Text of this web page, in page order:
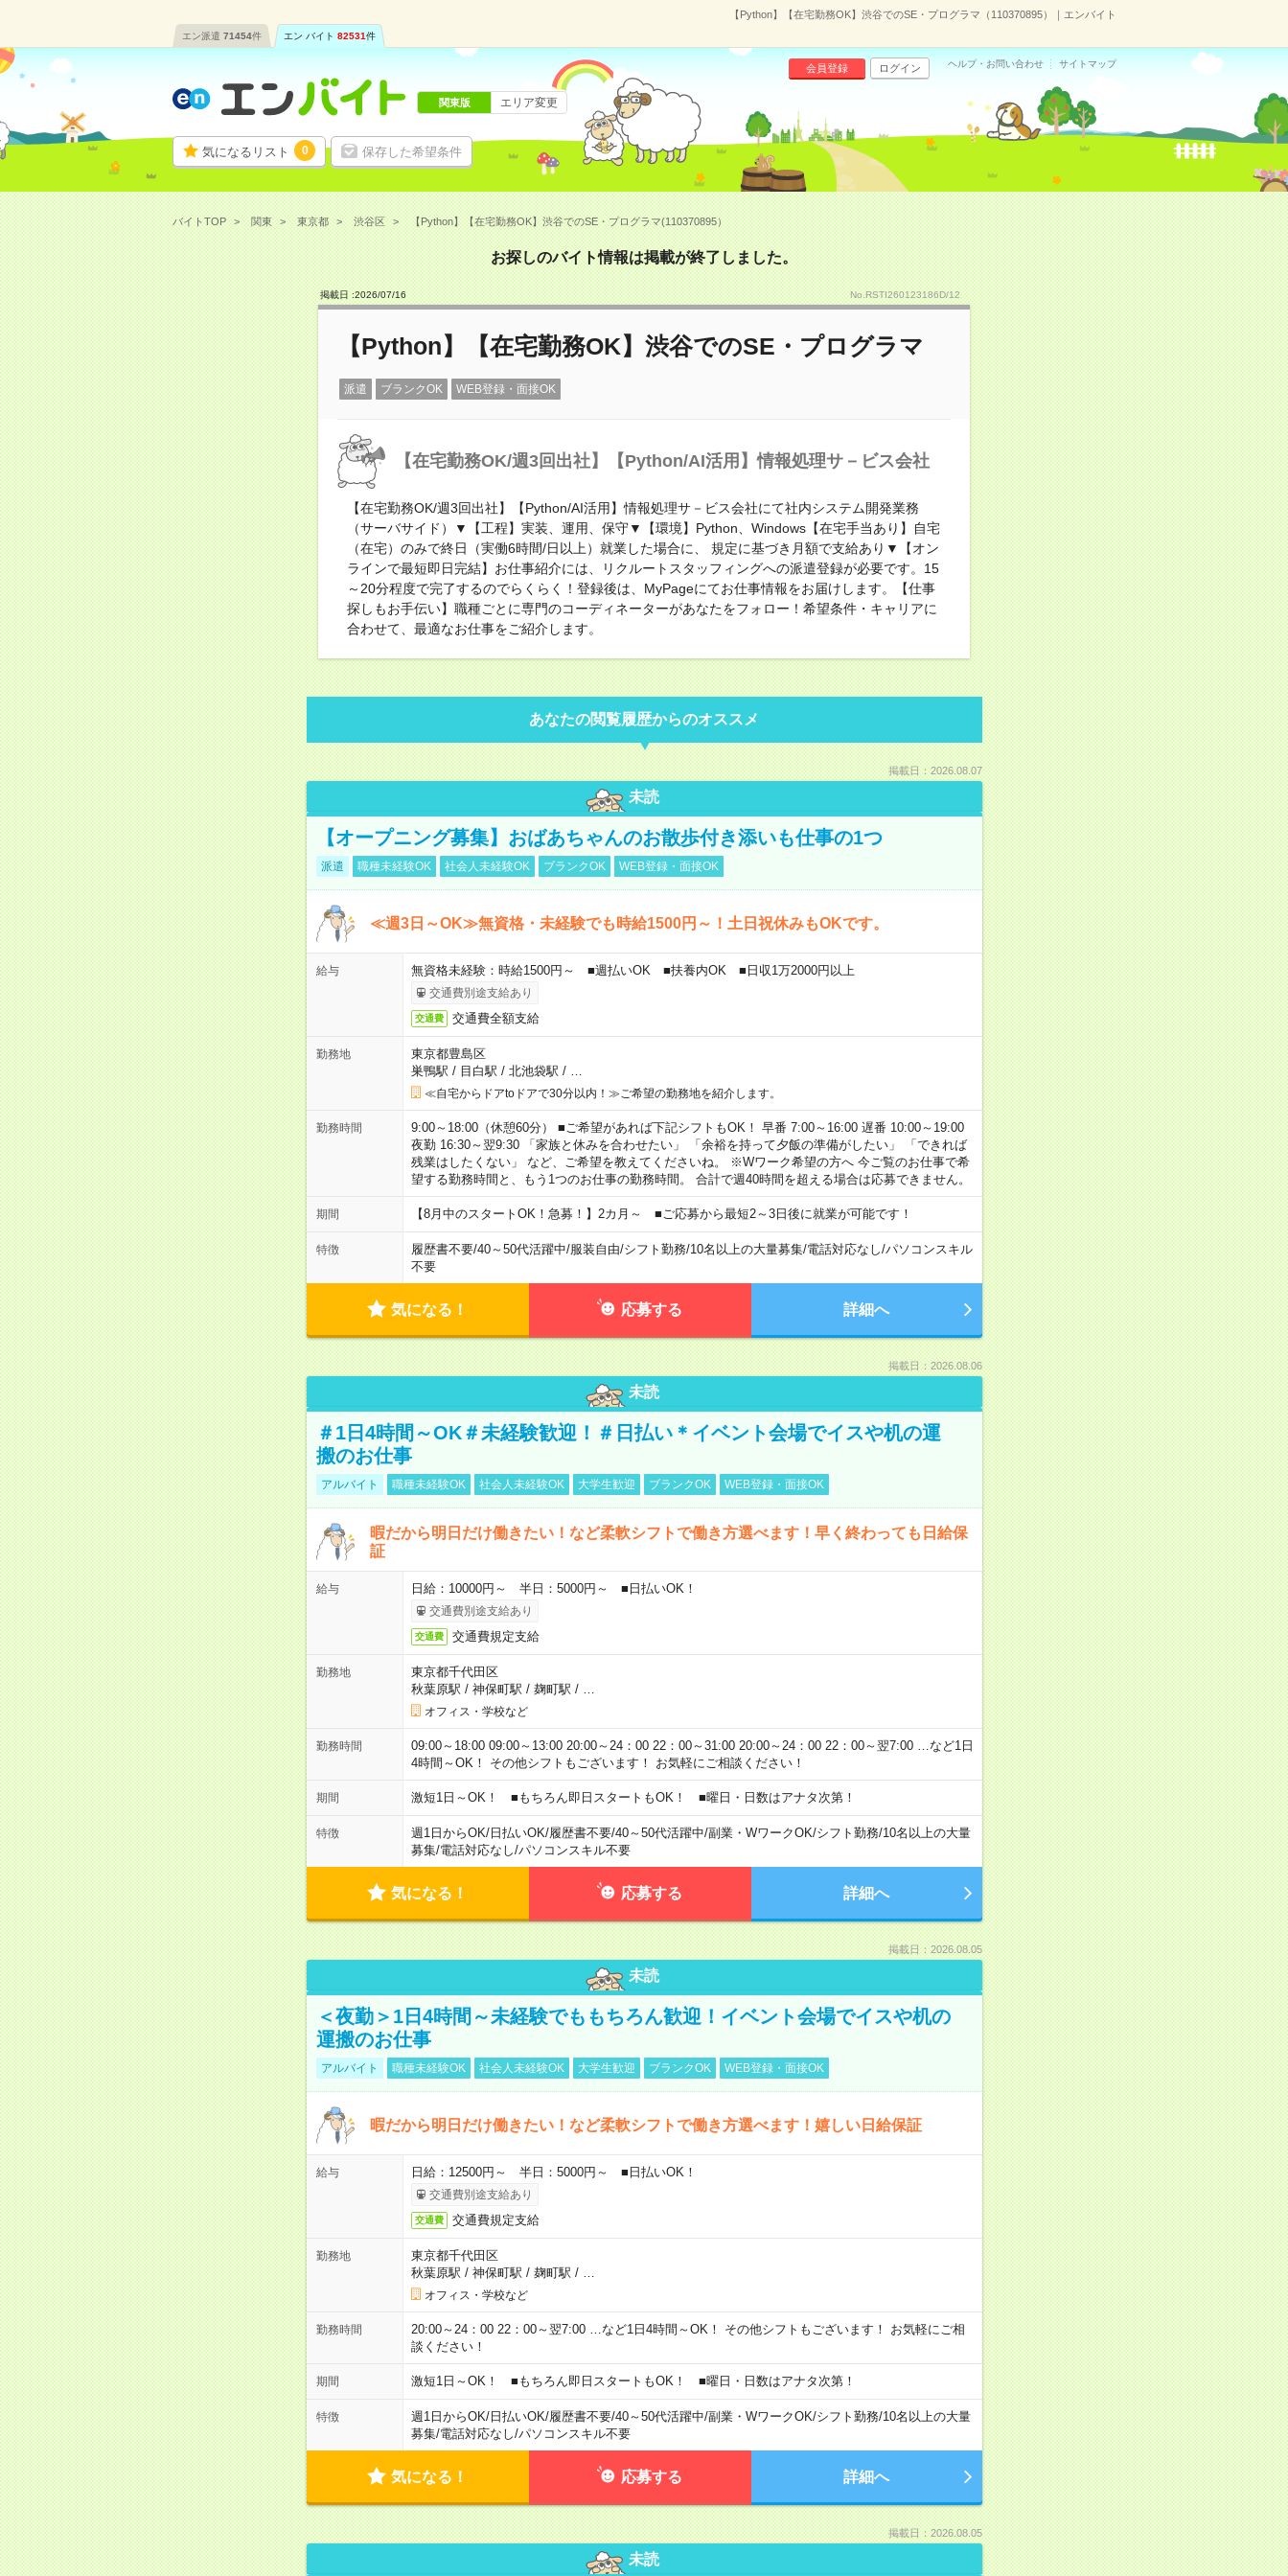
【Python】【在宅勤務OK】渋谷でのSE・プログラマ（110370895）｜エンバイト
エン派遣 71454件 エン バイト 82531件
気になるリスト 0 保存した希望条件
会員登録 ログイン ヘルプ・お問い合わせ サイトマップ
関東版 エリア変更
バイトTOP 関東 東京都 渋谷区 【Python】【在宅勤務OK】渋谷でのSE・プログラマ(110370895）
お探しのバイト情報は掲載が終了しました。
掲載日 :2026/07/16 No.RSTI260123186D/12
【Python】【在宅勤務OK】渋谷でのSE・プログラマ
派遣 ブランクOK WEB登録・面接OK
【在宅勤務OK/週3回出社】【Python/AI活用】情報処理サ－ビス会社
【在宅勤務OK/週3回出社】【Python/AI活用】情報処理サ－ビス会社にて社内システム開発業務
（サーバサイド）▼【工程】実装、運用、保守▼【環境】Python、Windows【在宅手当あり】自宅
（在宅）のみで終日（実働6時間/日以上）就業した場合に、 規定に基づき月額で支給あり▼【オン
ラインで最短即日完結】お仕事紹介には、リクルートスタッフィングへの派遣登録が必要です。15
～20分程度で完了するのでらくらく！登録後は、MyPageにてお仕事情報をお届けします。【仕事
探しもお手伝い】職種ごとに専門のコーディネーターがあなたをフォロー！希望条件・キャリアに
合わせて、最適なお仕事をご紹介します。
あなたの閲覧履歴からのオススメ
掲載日：2026.08.07
未読
【オープニング募集】おばあちゃんのお散歩付き添いも仕事の1つ
派遣 職種未経験OK 社会人未経験OK ブランクOK WEB登録・面接OK
≪週3日～OK≫無資格・未経験でも時給1500円～！土日祝休みもOKです。
給与 無資格未経験：時給1500円～ ■週払いOK ■扶養内OK ■日収1万2000円以上
交通費別途支給あり
交通費 交通費全額支給
勤務地
東京都豊島区
巣鴨駅 / 目白駅 / 北池袋駅 /
≪自宅からドアtoドアで30分以内！≫ご希望の勤務地を紹介します。
勤務時間
9:00～18:00（休憩60分） ■ご希望があれば下記シフトもOK！ 早番 7:00～16:00 遅番 10:00～19:00
夜勤 16:30～翌9:30 「家族と休みを合わせたい」 「余裕を持って夕飯の準備がしたい」 「できれば
残業はしたくない」 など、ご希望を教えてくださいね。 ※Wワーク希望の方へ 今ご覧のお仕事で希
望する勤務時間と、もう1つのお仕事の勤務時間。 合計で週40時間を超える場合は応募できません。
期間 【8月中のスタートOK！急募！】2カ月～ ■ご応募から最短2～3日後に就業が可能です！
特徴 履歴書不要/40～50代活躍中/服装自由/シフト勤務/10名以上の大量募集/電話対応なし/パソコンスキル
不要
気になる！ 応募する 詳細へ
掲載日：2026.08.06
未読
＃1日4時間～OK＃未経験歓迎！＃日払い＊イベント会場でイスや机の運
搬のお仕事
アルバイト 職種未経験OK 社会人未経験OK 大学生歓迎 ブランクOK WEB登録・面接OK
暇だから明日だけ働きたい！など柔軟シフトで働き方選べます！早く終わっても日給保
証
給与 日給：10000円～ 半日：5000円～ ■日払いOK！
交通費別途支給あり
交通費 交通費規定支給
勤務地
東京都千代田区
秋葉原駅 / 神保町駅 / 麹町駅 /
オフィス・学校など
勤務時間
09:00～18:00 09:00～13:00 20:00～24：00 22：00～31:00 20:00～24：00 22：00～翌7:00 …など1日
4時間～OK！ その他シフトもございます！ お気軽にご相談ください！
期間 激短1日～OK！ ■もちろん即日スタートもOK！ ■曜日・日数はアナタ次第！
特徴 週1日からOK/日払いOK/履歴書不要/40～50代活躍中/副業・WワークOK/シフト勤務/10名以上の大量
募集/電話対応なし/パソコンスキル不要
気になる！ 応募する 詳細へ
掲載日：2026.08.05
未読
＜夜勤＞1日4時間～未経験でももちろん歓迎！イベント会場でイスや机の
運搬のお仕事
アルバイト 職種未経験OK 社会人未経験OK 大学生歓迎 ブランクOK WEB登録・面接OK
暇だから明日だけ働きたい！など柔軟シフトで働き方選べます！嬉しい日給保証
給与 日給：12500円～ 半日：5000円～ ■日払いOK！
交通費別途支給あり
交通費 交通費規定支給
勤務地
東京都千代田区
秋葉原駅 / 神保町駅 / 麹町駅 /
オフィス・学校など
勤務時間
20:00～24：00 22：00～翌7:00 …など1日4時間～OK！ その他シフトもございます！ お気軽にご相
談ください！
期間 激短1日～OK！ ■もちろん即日スタートもOK！ ■曜日・日数はアナタ次第！
特徴 週1日からOK/日払いOK/履歴書不要/40～50代活躍中/副業・WワークOK/シフト勤務/10名以上の大量
募集/電話対応なし/パソコンスキル不要
気になる！ 応募する 詳細へ
掲載日：2026.08.05
未読